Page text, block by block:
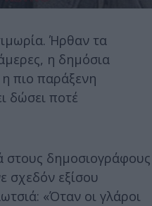
Ήρθαν τα
η δημόσια
πιο παράξενη
δώσει ποτέ
στους δημοσιογράφους
σχεδόν εξίσου
«Όταν οι γλάροι